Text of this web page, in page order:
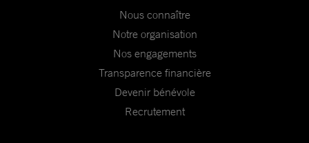
Nous connaître
Notre organisation
Nos engagements
Transparence financière
Devenir bénévole
Recrutement